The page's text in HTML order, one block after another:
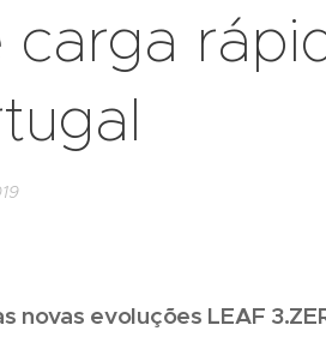
novas evoluções LEAF